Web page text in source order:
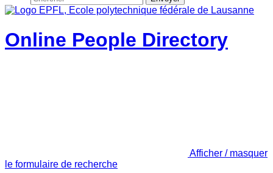
Online People Directory
Afficher / masquer
le formulaire de recherche